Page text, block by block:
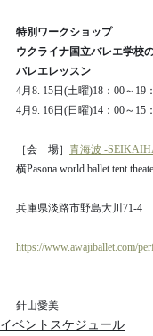
特別ワークショップ
ウクライナ国立バレエ学校
バレエレッスン
4月8. 15日(土曜)18：00～19
4月9. 16日(日曜)14：00～15
［会　場］ 青海波 -
横Pasona world ballet tent
兵庫県淡路市野島大川71-4
https://www.awajiballet.com/
針山愛美
イベントスケジュール